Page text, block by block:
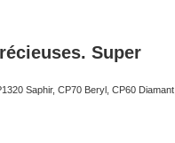
Super
Saphir, CP70 Beryl, CP60 Diamant,